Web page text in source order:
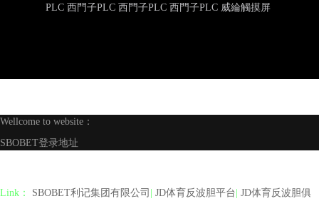
PLC 西門子PLC 西門子PLC 西門子PLC 威綸觸摸屏
Wellcome to website：
SBOBET登录地址
Link： SBOBET利记集团有限公司 JD体育反波胆平台 JD体育反波胆俱